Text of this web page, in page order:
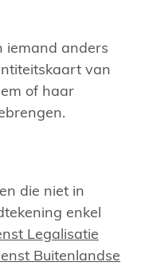
iemand anders
van
of haar
die niet in
enkel
Legalisatie
Buitenlandse